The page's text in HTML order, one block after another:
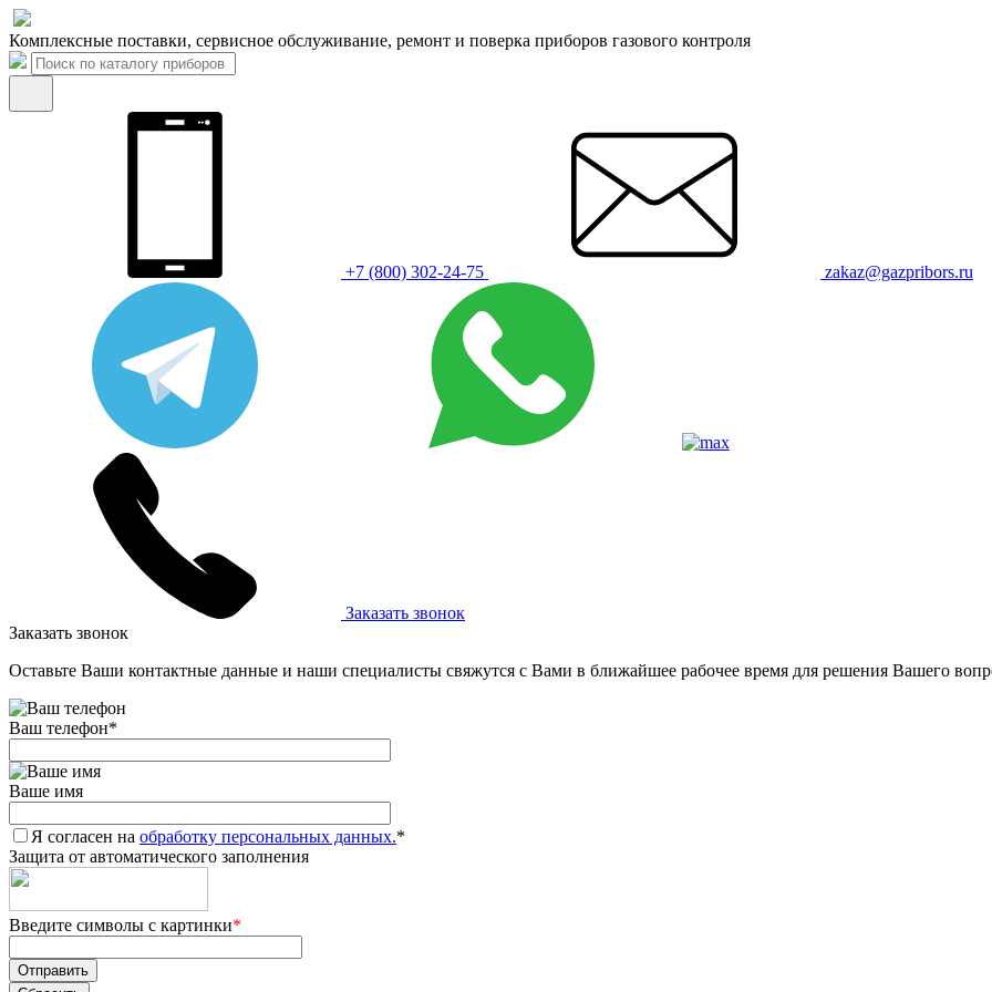
Комплексные поставки, сервисное обслуживание, ремонт и поверка приборов газового контроля
+7 (800) 302-24-75 zakaz@gazpribors.ru
Заказать звонок
Заказать звонок
Оставьте Ваши контактные данные и наши специалисты свяжутся с Вами в ближайшее рабочее время для решения Вашего
Ваш телефон*
Ваше имя
Я согласен на обработку персональных данных.*
Защита от автоматического заполнения
Введите символы с картинки*